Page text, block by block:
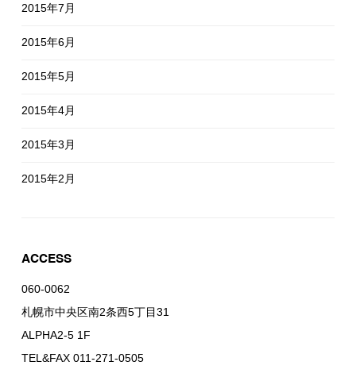
2015年7月
2015年6月
2015年5月
2015年4月
2015年3月
2015年2月
ACCESS
060-0062
札幌市中央区南2条西5丁目31
ALPHA2-5 1F
TEL&FAX 011-271-0505